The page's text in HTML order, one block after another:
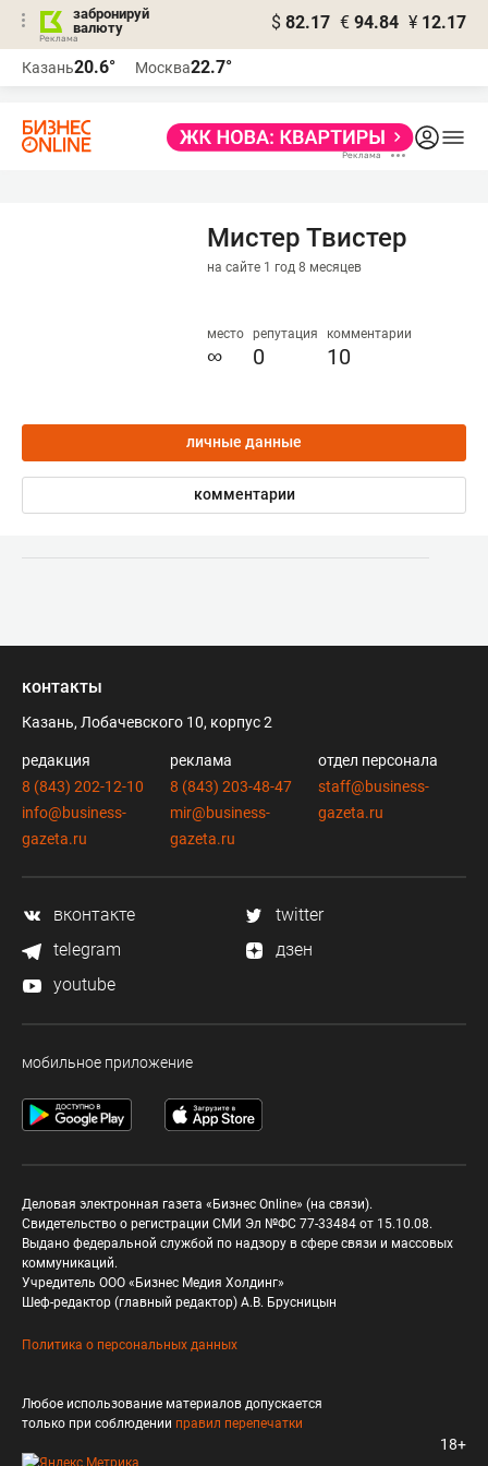
забронируй
валюту
$ 82.17 € 94.84 ¥ 12.17
Казань20.6° Москва22.7°
Мистер Твистер
на сайте 1 год 8 месяцев
место
∞
репутация
0
комментарии
10
личные данные
комментарии
контакты
Казань, Лобачевского 10, корпус 2
редакция
8 (843) 202-12-10
info@business-
gazeta.ru
реклама
8 (843) 203-48-47
mir@business-
gazeta.ru
отдел персонала
staff@business-
gazeta.ru
вконтакте
twitter
telegram
дзен
youtube
мобильное приложение
Деловая электронная газета «Бизнес Online» (на связи).
Свидетельство о регистрации СМИ Эл №ФС 77-33484 от 15.10.08.
Выдано федеральной службой по надзору в сфере связи и массовых
коммуникаций.
Учредитель ООО «Бизнес Медия Холдинг»
Шеф-редактор (главный редактор) А.В. Брусницын
Политика о персональных данных
Любое использование материалов допускается
только при соблюдении правил перепечатки
18+